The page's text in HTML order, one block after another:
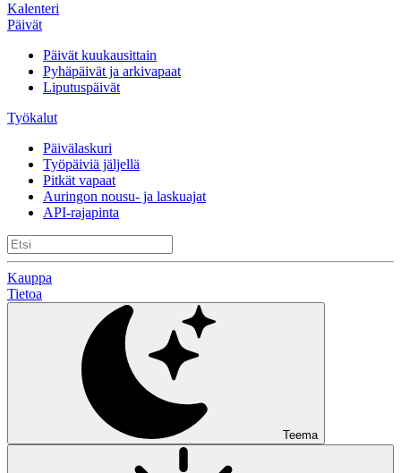
Kalenteri
Päivät
Päivät kuukausittain
Pyhäpäivät ja arkivapaat
Liputuspäivät
Työkalut
Päivälaskuri
Työpäiviä jäljellä
Pitkät vapaat
Auringon nousu- ja laskuajat
API-rajapinta
Kauppa
Tietoa
Teema